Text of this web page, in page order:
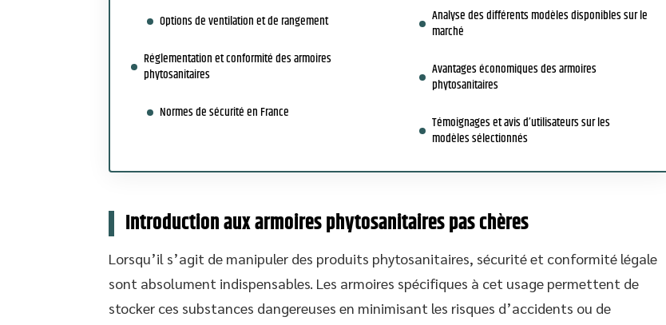
Options de ventilation et de rangement
Réglementation et conformité des armoires
phytosanitaires
Normes de sécurité en France
Analyse des différents modèles disponibles sur le
marché
Avantages économiques des armoires
phytosanitaires
Témoignages et avis d’utilisateurs sur les
modèles sélectionnés
Introduction aux armoires phytosanitaires pas chères
Lorsqu’il s’agit de manipuler des produits phytosanitaires, sécurité et conformité légale
sont absolument indispensables. Les armoires spécifiques à cet usage permettent de
stocker ces substances dangereuses en minimisant les risques d’accidents ou de